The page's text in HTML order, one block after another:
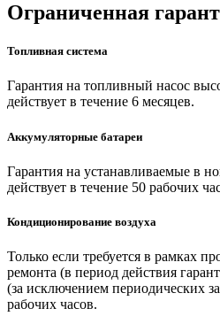
Ограниченная
Топливная система
Гарантия на топливный насос
действует в течение 6 месяцев.
Аккумуляторные батареи
Гарантия на устанавливаемые в
действует в течение 50 рабочих
Кондиционирование воздуха
Только если требуется в рамках
ремонта (в период действия
(за исключением периодических
рабочих часов.